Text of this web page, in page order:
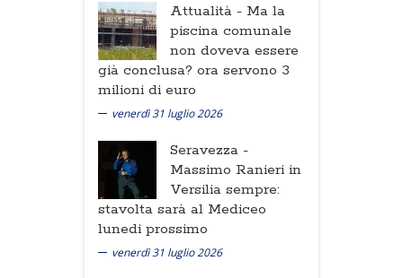
Attualità - Ma la
piscina comunale
non doveva essere
già conclusa? ora servono 3
milioni di euro
venerdì 31 luglio 2026
Seravezza -
Massimo Ranieri in
Versilia sempre:
stavolta sarà al Mediceo
lunedi prossimo
venerdì 31 luglio 2026